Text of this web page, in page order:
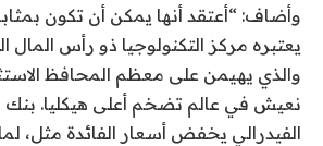
وأضاف: “أعتقد أنها يمكن أن تكون
يعتبره مركز التكنولوجيا ذو رأس المال
والذي يهيمن على معظم المحافظ
نعيش في عالم تضخم أعلى هيكليا. بنك
الفيدرالي يخفض أسعار الفائدة مثل،